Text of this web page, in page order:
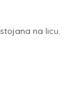
na licu.